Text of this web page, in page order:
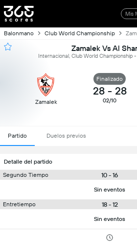
Mis
Balonmano Club World Championship
Zamalek Vs Al
Internacional, Club World Championship
Zamalek
Finalizado
28 - 28
02/10
Partido Duelos previos
Detalle del partido
Segundo Tiempo
10 - 16
Sin eventos
Entretiempo 18 - 12
Sin eventos